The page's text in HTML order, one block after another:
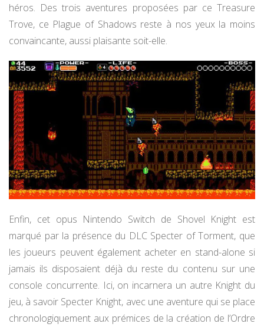
héros. Des trois aventures proposées par ce Treasure
Trove, ce Plague of Shadows reste à nos yeux la moins
convaincante, aussi plaisante soit-elle.
Enfin, cet opus Nintendo Switch de Shovel Knight est
marqué par la présence du DLC Specter of Torment, que
les joueurs peuvent également acheter en stand-alone si
jamais ils disposaient déjà du reste du contenu sur une
console concurrente. Ici, on incarnera un autre Knight du
jeu, à savoir Specter Knight, avec une aventure qui se place
chronologiquement aux prémices de la création de l’Ordre